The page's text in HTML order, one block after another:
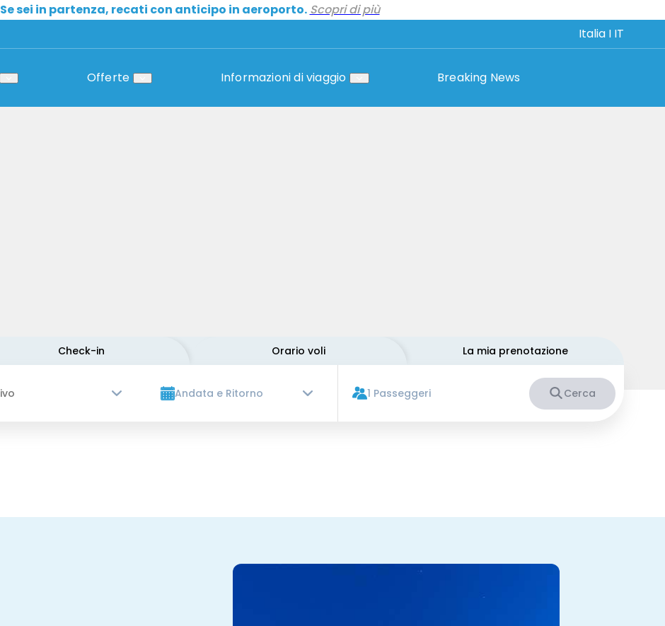
Se sei in partenza, recati con anticipo in aeroporto. Scopri di più
Italia I IT
Offerte Informazioni di viaggio Breaking News
Check-in Orario voli La mia prenotazione
Andata e Ritorno 1 Passeggeri Cerca